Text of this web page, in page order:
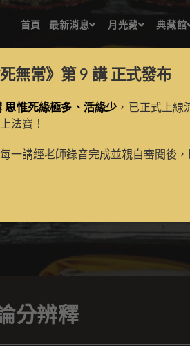
首頁 最新消息 月光藏 典藏館
現觀莊嚴論
分辨釋
死無常》第 9 講正式發布
思惟死緣極多、活緣少 ，已正式上
法寶！
一講經老師錄音完成並親自審閱後，